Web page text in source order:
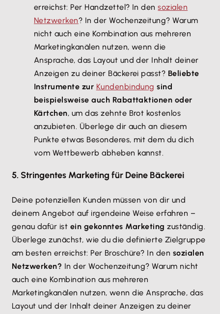
erreichst: Per Handzettel? In densozialen
Netzwerken? In der Wochenzeitung? Warum
nicht auch eine Kombination aus mehreren
Marketingkanälen nutzen, wenn die
Ansprache, das Layout und der Inhalt deiner
Anzeigen zu deiner Bäckerei passt? Beliebte
Instrumente zur Kundenbindung sind
beispielsweise auch Rabattaktionen oder
Kärtchen, um das zehnte Brot kostenlos
anzubieten. Überlege dir auch an diesem
Punkte etwas Besonderes, mit dem du dich
vom Wettbewerb abheben kannst.
5. Stringentes Marketing für Deine Bäckerei
Deine potenziellen Kunden müssen von dir und
deinem Angebot auf irgendeine Weise erfahren –
genau dafür ist ein gekonntes Marketing zuständig.
Überlege zunächst, wie du die definierte Zielgruppe
am besten erreichst: Per Broschüre? In den sozialen
Netzwerken? In der Wochenzeitung? Warum nicht
auch eine Kombination aus mehreren
Marketingkanälen nutzen, wenn die Ansprache, das
Layout und der Inhalt deiner Anzeigen zu deiner